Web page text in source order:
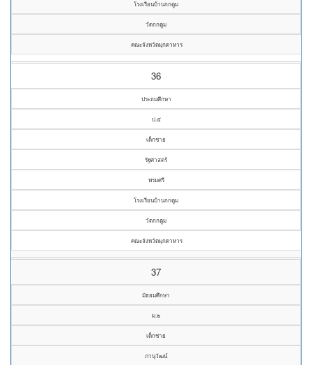
โรงเรียนบ้านกกตูม
วัดกกตูม
คณะจังหวัดมุกดาหาร
36
ประถมศึกษา
ป.๕
เด็กชาย
รัฐศาสตร์
พรมศรี
โรงเรียนบ้านกกตูม
วัดกกตูม
คณะจังหวัดมุกดาหาร
37
มัธยมศึกษา
ม.๒
เด็กชาย
ภานุวัฒน์